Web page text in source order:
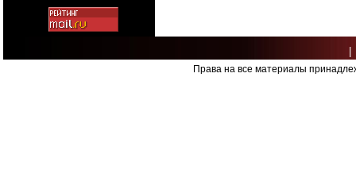
Права на все материалы